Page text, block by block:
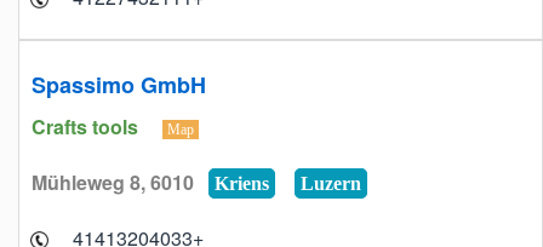
Spassimo GmbH
Crafts tools Map
Mühleweg 8, 6010 Kriens Luzern
+41413204033